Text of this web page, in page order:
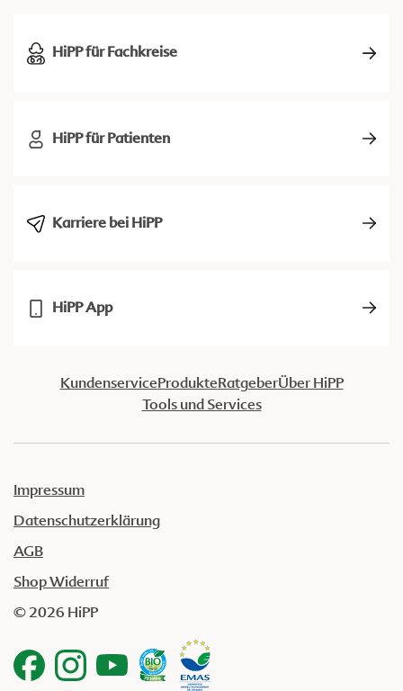
HiPP für Fachkreise
HiPP für Patienten
Karriere bei HiPP
HiPP App
KundenserviceProdukteRatgeberÜber HiPP
Tools und Services
Impressum
Datenschutzerklärung
AGB
Shop Widerruf
© 2026 HiPP